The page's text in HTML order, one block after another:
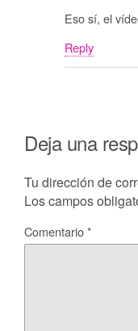
Eso sí, el
Reply
Deja una
Tu dirección de
Los campos
Comentario*